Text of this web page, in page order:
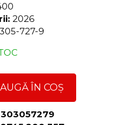
2026
727-9
ÎN COȘ